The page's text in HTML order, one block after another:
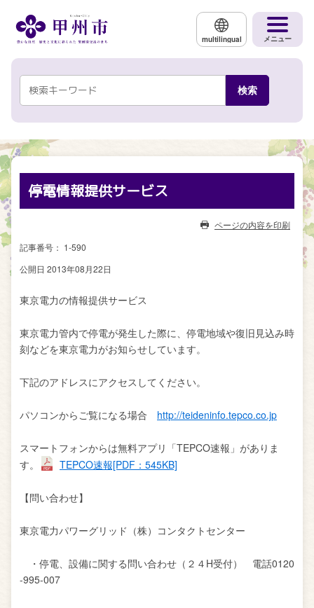
multilingual メニュー
停電情報提供サービス
ページの内容を印刷
記事番号： 1-590
公開日 2013年08月22日
東京電力の情報提供サービス
東京電力管内で停電が発生した際に、停電地域や復旧見込み時
刻などを東京電力がお知らせしています。
下記のアドレスにアクセスしてください。
パソコンからご覧になる場合 http://teideninfo.tepco.co.jp
スマートフォンからは無料アプリ「TEPCO速報」がありま
す。
TEPCO速報[PDF：545KB]
【問い合わせ】
東京電力パワーグリッド（株）コンタクトセンター
・停電、設備に関する問い合わせ（２４H受付） 電話0120
-995-007